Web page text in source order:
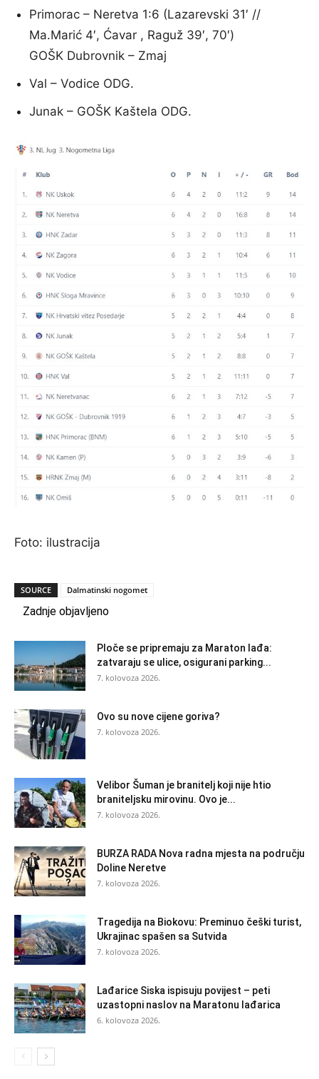
Primorac – Neretva 1:6 (Lazarevski 31′ //
Ma.Marić 4′, Ćavar , Raguž 39′, 70′)
GOŠK Dubrovnik – Zmaj
Val – Vodice ODG.
Junak – GOŠK Kaštela ODG.
Foto: ilustracija
SOURCE Dalmatinski nogomet
Zadnje objavljeno
Ploče se pripremaju za Maraton lađa:
zatvaraju se ulice, osigurani parking...
7. kolovoza 2026.
Ovo su nove cijene goriva?
7. kolovoza 2026.
Velibor Šuman je branitelj koji nije htio
braniteljsku mirovinu. Ovo je...
7. kolovoza 2026.
BURZA RADA Nova radna mjesta na području
Doline Neretve
7. kolovoza 2026.
Tragedija na Biokovu: Preminuo češki turist,
Ukrajinac spašen sa Sutvida
7. kolovoza 2026.
Lađarice Siska ispisuju povijest – peti
uzastopni naslov na Maratonu lađarica
6. kolovoza 2026.